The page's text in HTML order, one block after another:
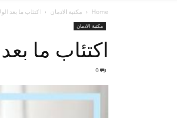
Home مكتبة الادمان اكتئاب ما بعد
مكتبة الادمان
اكتئاب ما